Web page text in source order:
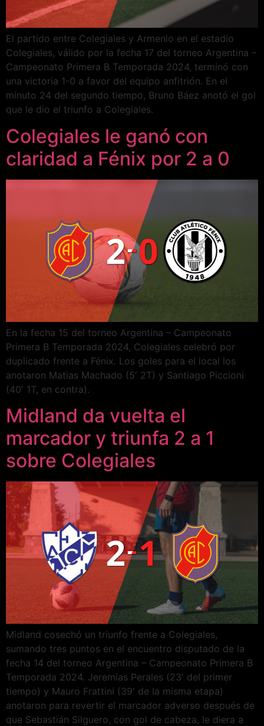
El partido entre Colegiales y Armenio en el estadio
Colegiales, válido por la fecha 17 del torneo Argentina –
Campeonato Primera B Temporada 2024, terminó con
una victoria 1-0 a favor del equipo anfitrión. En el
minuto 24 del segundo tiempo, Bruno Báez anotó el gol
que le dio el triunfo a Colegiales.
Colegiales le ganó con
claridad a Fénix por 2 a 0
En la fecha 15 del torneo Argentina – Campeonato
Primera B Temporada 2024, Colegiales celebró por
duplicado frente a Fénix. Los goles para el local los
anotaron Matias Machado (5′ 2T) y Santiago Piccioni
(40′ 1T, en contra).
Midland da vuelta el
marcador y triunfa 2 a 1
sobre Colegiales
Midland cosechó un triunfo frente a Colegiales,
sumando tres puntos en el encuentro disputado de la
fecha 14 del torneo Argentina – Campeonato Primera B
Temporada 2024. Jeremías Perales (23′ del primer
tiempo) y Mauro Frattini (39′ de la misma etapa)
anotaron para revertir el marcador adverso después de
que Sebastián Silguero, con gol de cabeza, le diera a